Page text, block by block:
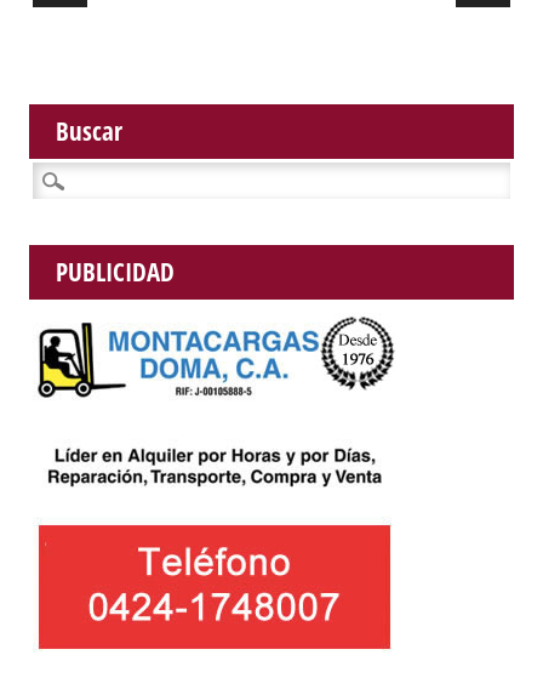
Buscar
Buscar:
PUBLICIDAD